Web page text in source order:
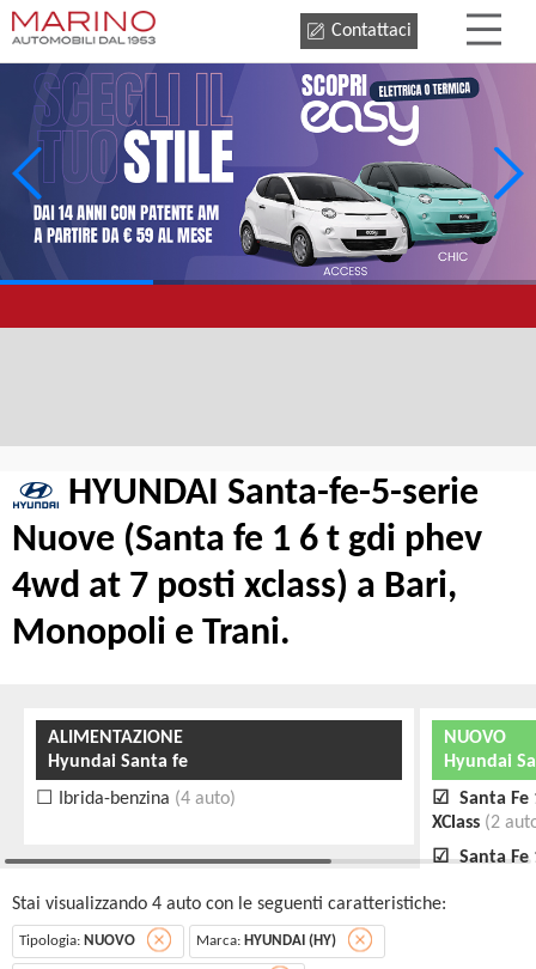
Contattaci
HYUNDAI Santa-fe-5-serie
Nuove (Santa fe 1 6 t gdi phev
4wd at 7 posti xclass) a Bari,
Monopoli e Trani.
ALIMENTAZIONE
Hyundai Santa fe
Ibrida-benzina (4 auto)
NUOVO
Hyundai
Santa Fe
XClass (2
Santa Fe
Stai visualizzando 4 auto con le seguenti caratteristiche:
Tipologia: NUOVO Marca: HYUNDAI (HY)